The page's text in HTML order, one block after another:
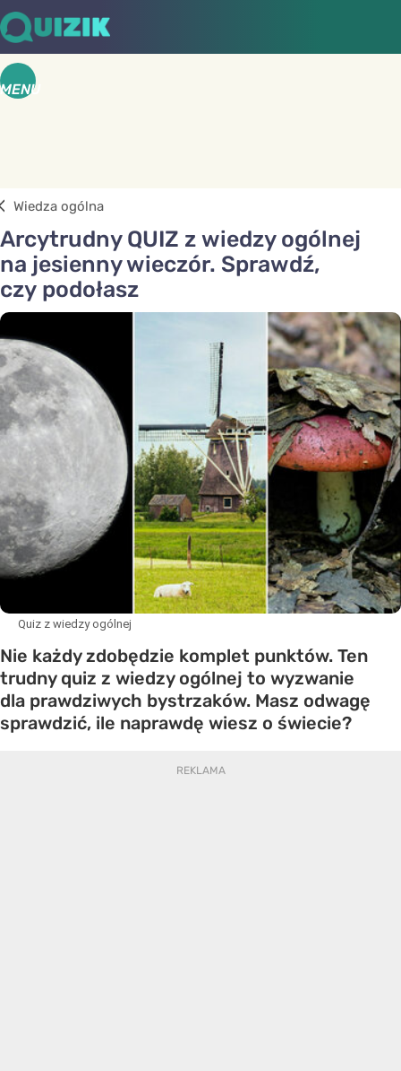
MENU
Wiedza ogólna
Arcytrudny QUIZ z wiedzy ogólnej
na jesienny wieczór. Sprawdź,
czy podołasz
Quiz z wiedzy ogólnej
Nie każdy zdobędzie komplet punktów. Ten
trudny quiz z wiedzy ogólnej to wyzwanie
dla prawdziwych bystrzaków. Masz odwagę
sprawdzić, ile naprawdę wiesz o świecie?